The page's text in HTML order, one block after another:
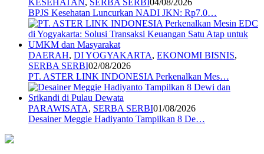
KESEHATAN, SERBA SERBI04/08/2026
BPJS Kesehatan Luncurkan NADI JKN: Rp7.0…
DAERAH, DI YOGYAKARTA, EKONOMI BISNIS,
SERBA SERBI02/08/2026
PT. ASTER LINK INDONESIA Perkenalkan Mes…
PARAWISATA, SERBA SERBI01/08/2026
Desainer Meggie Hadiyanto Tampilkan 8 De…